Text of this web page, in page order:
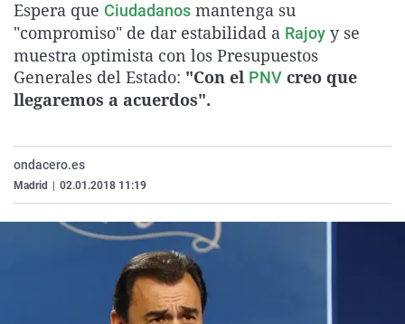
La rosa de los vientos
Gente viajera
Como el perro y el
Caso
Retornados
Equipo de
Extremadura
Galicia
La Rioja
País Vasco
Virales
Televisión
Elecciones
Espera que Ciudadanos mantenga su
"compromiso" de dar estabilidad a Rajoy y se
muestra optimista con los Presupuestos
Generales del Estado: "Con el PNV creo que
llegaremos a acuerdos".
ondacero.es
Madrid 02.01.2018 11:19